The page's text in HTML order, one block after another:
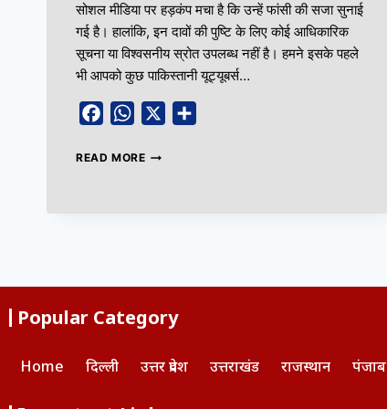
सोशल मीडिया पर हड़कंप मचा है कि उन्हें फांसी की सजा सुनाई
गई है। हालांकि, इन दावों की पुष्टि के लिए कोई आधिकारिक
सूचना या विश्वसनीय स्रोत उपलब्ध नहीं है। हमने इसके पहले
भी आपको कुछ पाकिस्तानी यूट्यूबर्स…
FacebookWhatsApp
READ MORE
Popular Category
Home दिल्ली उत्तर प्रदेश उत्तराखंड राजस्थान पंजाब